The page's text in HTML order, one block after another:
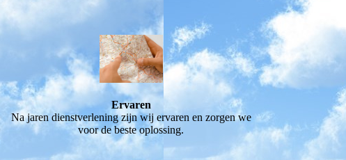
Ervaren
Na jaren dienstverlening zijn wij ervaren en zorgen we
voor de beste oplossing.